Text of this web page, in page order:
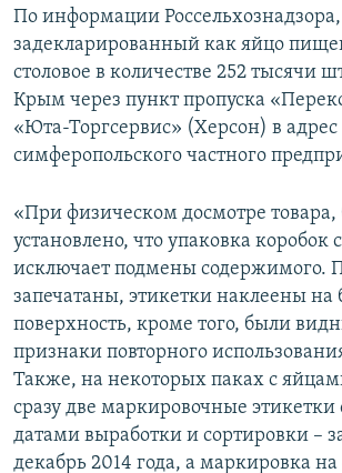
ПРОПАВШИЕ БЕЗ ВЕСТИ
ПОБЕДИТЕЛЕЙ НЕ СУДЯТ?
КРЫМ.НЕПОКОРЕННЫЙ
ELIFBE
Qırımtatar
ПРИСОЕДИНЯЙТЕСЬ!
Все сайты RFE/RL
По информации Россельхознадзора,
задекларированный как яйцо
столовое в количестве 252 тысячи
Крым через пункт пропуска
«Юта-Торгсервис» (Херсон) в адрес
симферопольского частного
«При физическом досмотре товара,
установлено, что упаковка коробок
исключает подмены содержимого.
запечатаны, этикетки наклеены на
поверхность, кроме того, были
признаки повторного
Также, на некоторых паках с
сразу две маркировочные
датами выработки и сортировки –
декабрь 2014 года, а маркировка